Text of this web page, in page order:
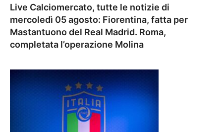
Live Calciomercato, tutte le notizie di
mercoledì 05 agosto: Fiorentina, fatta per
Mastantuono del Real Madrid. Roma,
completata l’operazione Molina